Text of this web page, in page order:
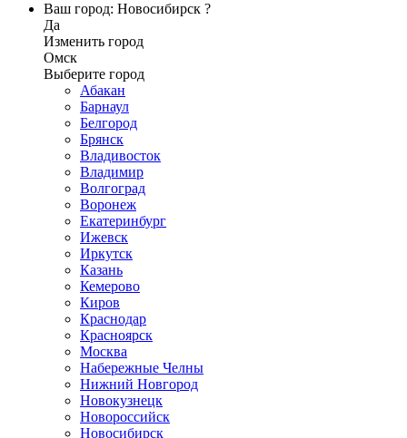
Ваш город: Новосибирск ?
Да
Изменить город
Омск
Выберите город
Абакан
Барнаул
Белгород
Брянск
Владивосток
Владимир
Волгоград
Воронеж
Екатеринбург
Ижевск
Иркутск
Казань
Кемерово
Киров
Краснодар
Красноярск
Москва
Набережные Челны
Нижний Новгород
Новокузнецк
Новороссийск
Новосибирск